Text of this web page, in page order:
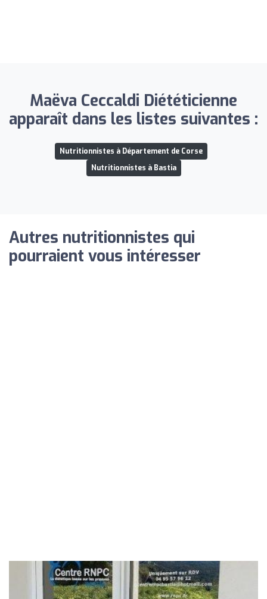
Maëva Ceccaldi Diététicienne
apparaît dans les listes suivantes :
Nutritionnistes à Département de Corse
Nutritionnistes à Bastia
Autres nutritionnistes qui
pourraient vous intéresser